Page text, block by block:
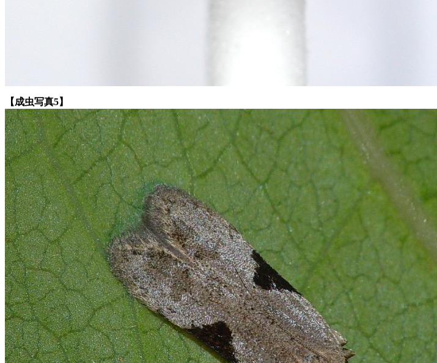
【成虫写真5】